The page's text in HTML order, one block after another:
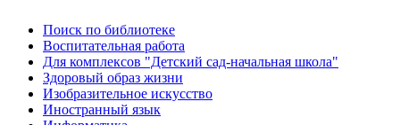
Поиск по библиотеке
Воспитательная работа
Для комплексов "Детский сад-начальная школа"
Здоровый образ жизни
Изобразительное искусство
Иностранный язык